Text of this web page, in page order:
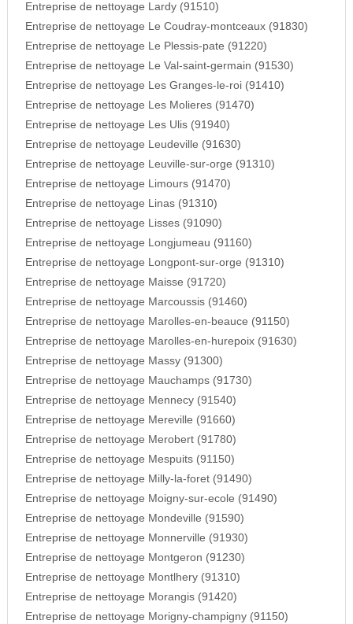
Entreprise de nettoyage Lardy (91510)
Entreprise de nettoyage Le Coudray-montceaux (91830)
Entreprise de nettoyage Le Plessis-pate (91220)
Entreprise de nettoyage Le Val-saint-germain (91530)
Entreprise de nettoyage Les Granges-le-roi (91410)
Entreprise de nettoyage Les Molieres (91470)
Entreprise de nettoyage Les Ulis (91940)
Entreprise de nettoyage Leudeville (91630)
Entreprise de nettoyage Leuville-sur-orge (91310)
Entreprise de nettoyage Limours (91470)
Entreprise de nettoyage Linas (91310)
Entreprise de nettoyage Lisses (91090)
Entreprise de nettoyage Longjumeau (91160)
Entreprise de nettoyage Longpont-sur-orge (91310)
Entreprise de nettoyage Maisse (91720)
Entreprise de nettoyage Marcoussis (91460)
Entreprise de nettoyage Marolles-en-beauce (91150)
Entreprise de nettoyage Marolles-en-hurepoix (91630)
Entreprise de nettoyage Massy (91300)
Entreprise de nettoyage Mauchamps (91730)
Entreprise de nettoyage Mennecy (91540)
Entreprise de nettoyage Mereville (91660)
Entreprise de nettoyage Merobert (91780)
Entreprise de nettoyage Mespuits (91150)
Entreprise de nettoyage Milly-la-foret (91490)
Entreprise de nettoyage Moigny-sur-ecole (91490)
Entreprise de nettoyage Mondeville (91590)
Entreprise de nettoyage Monnerville (91930)
Entreprise de nettoyage Montgeron (91230)
Entreprise de nettoyage Montlhery (91310)
Entreprise de nettoyage Morangis (91420)
Entreprise de nettoyage Morigny-champigny (91150)